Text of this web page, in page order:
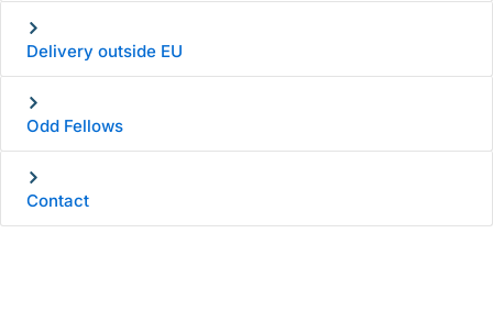
Delivery outside EU
Odd Fellows
Contact